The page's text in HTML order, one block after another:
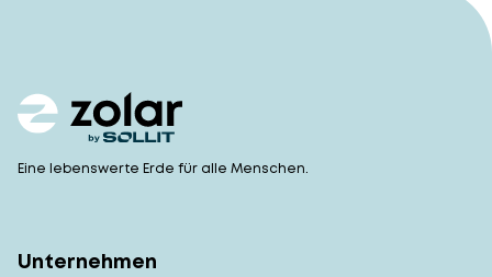
Eine lebenswerte Erde für alle Menschen.
Unternehmen